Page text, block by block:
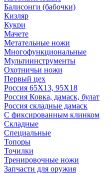
Балисонги (бабочки)
Кизляр
Кукри
Мачете
Метательные ножи
Многофункциональные
Мультиинструменты
Охотничьи ножи
Первый цех
Россия 65Х13, 95Х18
Россия Ковка, дамаск, булат
Россия складные дамаск
С фиксированным клинком
Складные
Специальные
Топоры
Точилки
Тренировочные ножи
Запчасти для оружия